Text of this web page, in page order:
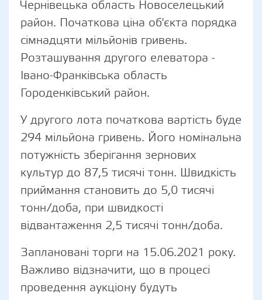
Чернівецька область Новоселецький
район. Початкова ціна об'єкта порядка
сімнадцяти мільйонів гривень.
Розташування другого елеватора -
Івано-Франківська область
Городенківський район.
У другого лота початкова вартість буде
294 мільйона гривень. Його номінальна
потужність зберігання зернових
культур до 87,5 тисячі тонн. Швидкість
приймання становить до 5,0 тисячі
тонн/доба, при швидкості
відвантаження 2,5 тисячі тонн/доба.
Заплановані торги на 15.06.2021 року.
Важливо відзначити, що в процесі
проведення аукціону будуть